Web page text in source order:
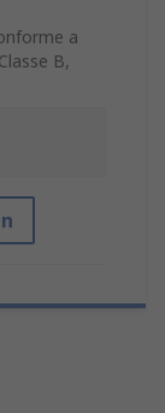
a
B,